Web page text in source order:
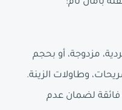
بأمان تام:
مزدوجة، أو بحجم
وطاولات الزينة.
لضمان عدم